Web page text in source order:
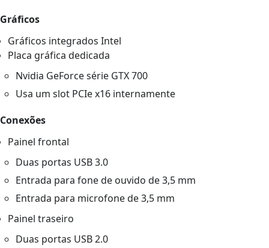
Gráficos
Gráficos integrados Intel
Placa gráfica dedicada
Nvidia GeForce série GTX 700
Usa um slot PCIe x16 internamente
Conexões
Painel frontal
Duas portas USB 3.0
Entrada para fone de ouvido de 3,5 mm
Entrada para microfone de 3,5 mm
Painel traseiro
Duas portas USB 2.0